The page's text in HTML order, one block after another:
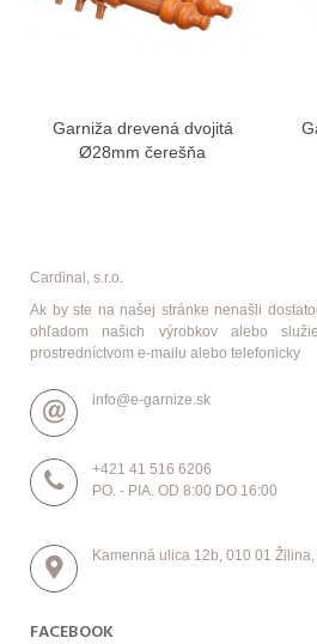
Garniža drevená dvojitá
Ø28mm čerešňa
Cardinal, s.r.o.
Ak by ste na našej stránke nenašli
ohľadom našich výrobkov alebo
prostredníctvom e-mailu alebo telefonicky
info@e-garnize.sk
+421 41 516 6206
PO. - PIA. OD 8:00 DO 16:00
Kamenná ulica 12b, 010 01
FACEBOOK